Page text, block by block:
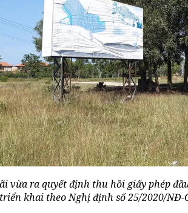
vừa ra quyết định thu hồi giấy phép
khai theo Nghị định số 25/2020/NĐ-